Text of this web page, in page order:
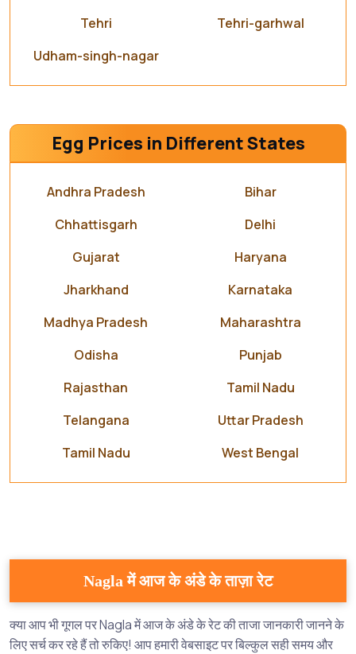
Tehri
Tehri-garhwal
Udham-singh-nagar
Egg Prices in Different States
Andhra Pradesh
Bihar
Chhattisgarh
Delhi
Gujarat
Haryana
Jharkhand
Karnataka
Madhya Pradesh
Maharashtra
Odisha
Punjab
Rajasthan
Tamil Nadu
Telangana
Uttar Pradesh
Tamil Nadu
West Bengal
Nagla में आज के अंडे के ताज़ा रेट
क्या आप भी गूगल पर Nagla में आज के अंडे के रेट की ताजा जानकारी जानने के
लिए सर्च कर रहे हैं तो रुकिए! आप हमारी वेबसाइट पर बिल्कुल सही समय और